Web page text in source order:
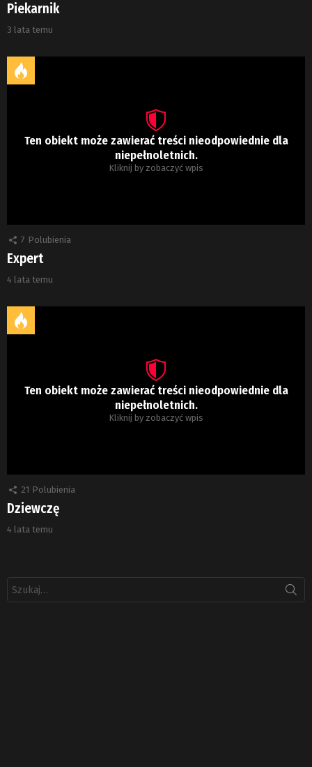
Piekarnik
3 lata temu
Ten obiekt może zawierać treści nieodpowiednie dla
niepełnoletnich.
Kliknij by zobaczyć wpis
7 Polubienia
Expert
4 lata temu
Ten obiekt może zawierać treści nieodpowiednie dla
niepełnoletnich.
Kliknij by zobaczyć wpis
21 Polubienia
Dziewczę
4 lata temu